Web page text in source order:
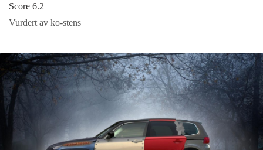
Score 6.2
Vurdert av ko-stens